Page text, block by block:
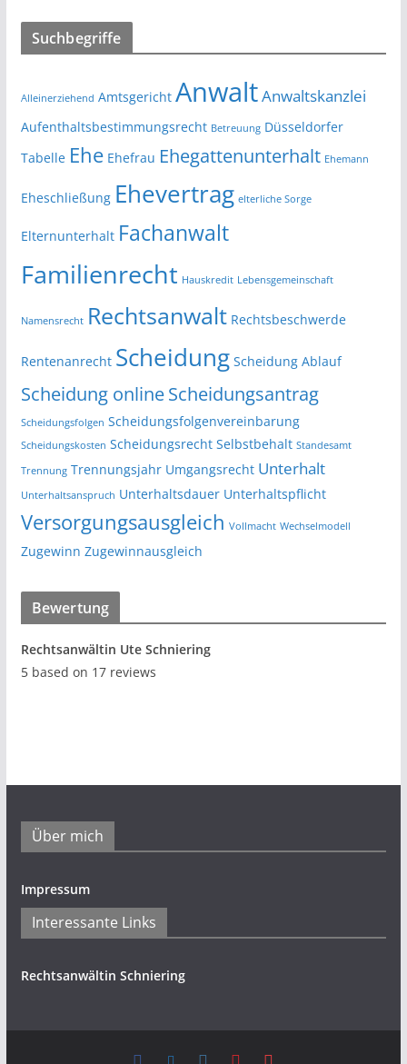
Suchbegriffe
Alleinerziehend Amtsgericht AnwaltAnwaltskanzlei
Aufenthaltsbestimmungsrecht Betreuung Düsseldorfer
Tabelle Ehe Ehefrau Ehegattenunterhalt Ehemann
Eheschließung Ehevertrag elterliche Sorge
Elternunterhalt Fachanwalt
Familienrecht Hauskredit Lebensgemeinschaft
Namensrecht Rechtsanwalt Rechtsbeschwerde
Rentenanrecht Scheidung Scheidung Ablauf
Scheidung onlineScheidungsantrag
Scheidungsfolgen Scheidungsfolgenvereinbarung
Scheidungskosten Scheidungsrecht Selbstbehalt Standesamt
Trennung Trennungsjahr Umgangsrecht Unterhalt
Unterhaltsanspruch Unterhaltsdauer Unterhaltspflicht
Versorgungsausgleich Vollmacht Wechselmodell
Zugewinn Zugewinnausgleich
Bewertung
Rechtsanwältin Ute Schniering
5based on 17reviews
Über mich
Impressum
Interessante Links
Rechtsanwältin Schniering